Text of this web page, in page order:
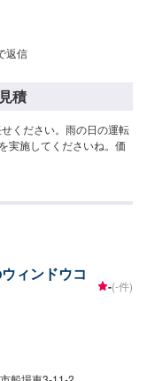
返信
積
ください。雨の日の運転
実施してくださいね。価
ィンドウコ
-(-件)